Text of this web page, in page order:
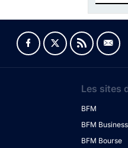
Les sites
BFM
BFM Business
BFM Bourse